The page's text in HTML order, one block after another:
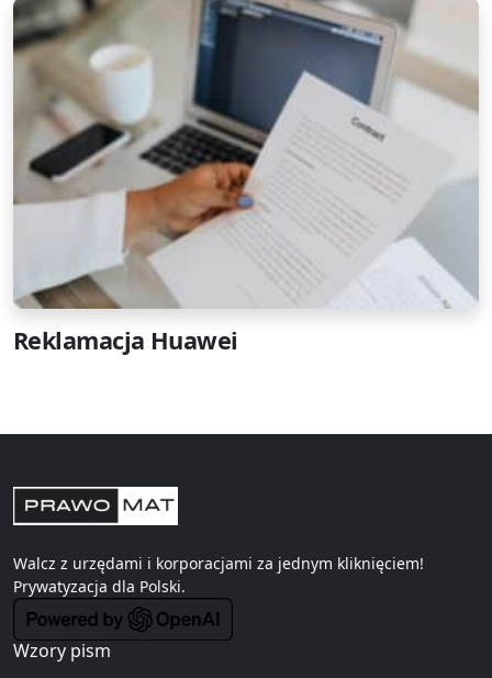
Reklamacja Huawei
Walcz z urzędami i korporacjami za jednym kliknięciem!
Prywatyzacja dla Polski.
Wzory pism